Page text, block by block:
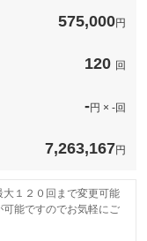
575,000円
120 回
-円 × -回
7,263,167円
１２０回まで変更可能
能ですのでお気軽にご